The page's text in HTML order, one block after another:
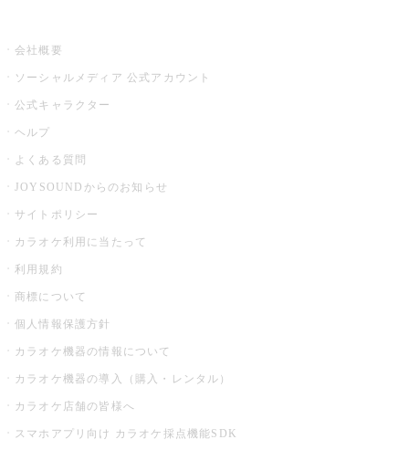
会社概要
ソーシャルメディア 公式アカウント
公式キャラクター
ヘルプ
よくある質問
JOYSOUNDからのお知らせ
サイトポリシー
カラオケ利用に当たって
利用規約
商標について
個人情報保護方針
カラオケ機器の情報について
カラオケ機器の導入（購入・レンタル）
カラオケ店舗の皆様へ
スマホアプリ向け カラオケ採点機能SDK